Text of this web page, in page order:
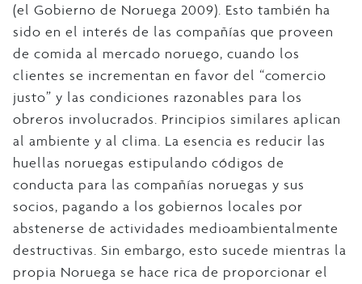
(el Gobierno de Noruega 2009). Esto también ha
sido en el interés de las compañías que proveen
de comida al mercado noruego, cuando los
clientes se incrementan en favor del “comercio
justo” y las condiciones razonables para los
obreros involucrados. Principios similares aplican
al ambiente y al clima. La esencia es reducir las
huellas noruegas estipulando códigos de
conducta para las compañías noruegas y sus
socios, pagando a los gobiernos locales por
abstenerse de actividades medioambientalmente
destructivas. Sin embargo, esto sucede mientras la
propia Noruega se hace rica de proporcionar el